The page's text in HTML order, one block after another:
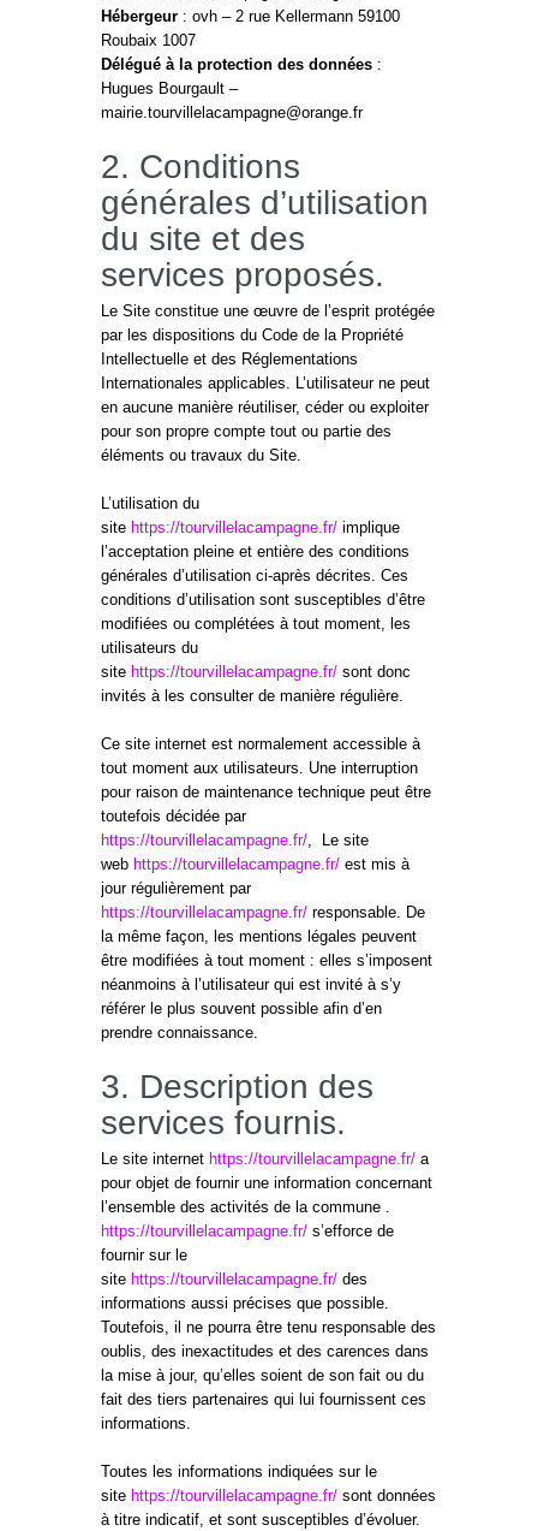
Hébergeur : ovh – 2 rue Kellermann 59100
Roubaix 1007
Délégué à la protection des données :
Hugues Bourgault –
mairie.tourvillelacampagne@orange.fr
2. Conditions
générales d’utilisation
du site et des
services proposés.
Le Site constitue une œuvre de l’esprit protégée
par les dispositions du Code de la Propriété
Intellectuelle et des Réglementations
Internationales applicables. L’utilisateur ne peut
en aucune manière réutiliser, céder ou exploiter
pour son propre compte tout ou partie des
éléments ou travaux du Site.
L’utilisation du
site https://tourvillelacampagne.fr/ implique
l’acceptation pleine et entière des conditions
générales d’utilisation ci-après décrites. Ces
conditions d’utilisation sont susceptibles d’être
modifiées ou complétées à tout moment, les
utilisateurs du
site https://tourvillelacampagne.fr/ sont donc
invités à les consulter de manière régulière.
Ce site internet est normalement accessible à
tout moment aux utilisateurs. Une interruption
pour raison de maintenance technique peut être
toutefois décidée par
https://tourvillelacampagne.fr/, Le site
web https://tourvillelacampagne.fr/ est mis à
jour régulièrement par
https://tourvillelacampagne.fr/ responsable. De
la même façon, les mentions légales peuvent
être modifiées à tout moment : elles s’imposent
néanmoins à l’utilisateur qui est invité à s’y
référer le plus souvent possible afin d’en
prendre connaissance.
3. Description des
services fournis.
Le site internet https://tourvillelacampagne.fr/ a
pour objet de fournir une information concernant
l’ensemble des activités de la commune .
https://tourvillelacampagne.fr/ s’efforce de
fournir sur le
site https://tourvillelacampagne.fr/ des
informations aussi précises que possible.
Toutefois, il ne pourra être tenu responsable des
oublis, des inexactitudes et des carences dans
la mise à jour, qu’elles soient de son fait ou du
fait des tiers partenaires qui lui fournissent ces
informations.
Toutes les informations indiquées sur le
site https://tourvillelacampagne.fr/ sont données
à titre indicatif, et sont susceptibles d’évoluer.